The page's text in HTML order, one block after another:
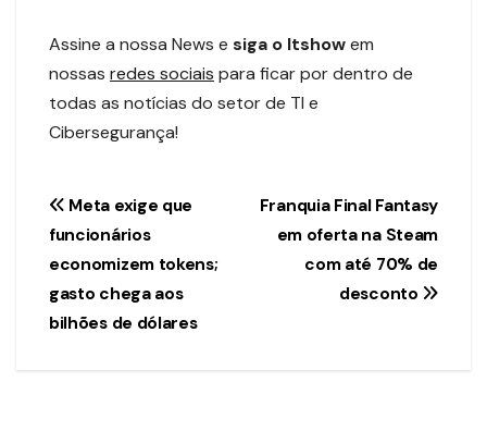
Assine a nossa News e siga o Itshowem
nossas redes sociais para ficar por dentro de
todas as notícias do setor de TI e
Cibersegurança!
Navegação
de
Post
Franquia Final Fantasy
em oferta na Steam
com até 70% de
desconto
Meta exige que
funcionários
economizem tokens;
gasto chega aos
bilhões de dólares